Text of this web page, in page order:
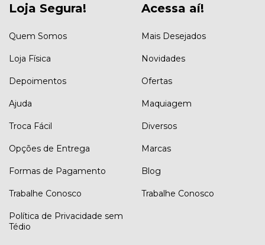
Loja Segura!
Quem Somos
Loja Física
Depoimentos
Ajuda
Troca Fácil
Opções de Entrega
Formas de Pagamento
Trabalhe Conosco
Política de Privacidade sem
Tédio
Acessa aí!
Mais Desejados
Novidades
Ofertas
Maquiagem
Diversos
Marcas
Blog
Trabalhe Conosco